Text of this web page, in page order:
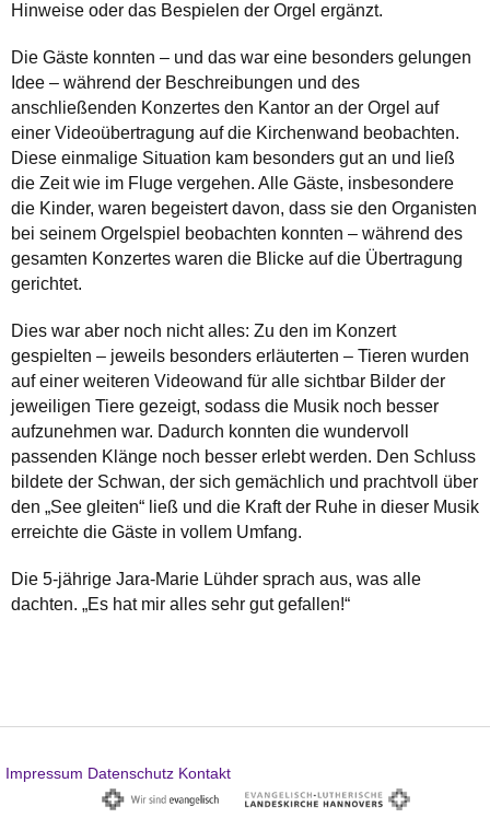
Hinweise oder das Bespielen der Orgel ergänzt.
Die Gäste konnten – und das war eine besonders gelungen
Idee – während der Beschreibungen und des
anschließenden Konzertes den Kantor an der Orgel auf
einer Videoübertragung auf die Kirchenwand beobachten.
Diese einmalige Situation kam besonders gut an und ließ
die Zeit wie im Fluge vergehen. Alle Gäste, insbesondere
die Kinder, waren begeistert davon, dass sie den Organisten
bei seinem Orgelspiel beobachten konnten – während des
gesamten Konzertes waren die Blicke auf die Übertragung
gerichtet.
Dies war aber noch nicht alles: Zu den im Konzert
gespielten – jeweils besonders erläuterten – Tieren wurden
auf einer weiteren Videowand für alle sichtbar Bilder der
jeweiligen Tiere gezeigt, sodass die Musik noch besser
aufzunehmen war. Dadurch konnten die wundervoll
passenden Klänge noch besser erlebt werden. Den Schluss
bildete der Schwan, der sich gemächlich und prachtvoll über
den „See gleiten“ ließ und die Kraft der Ruhe in dieser Musik
erreichte die Gäste in vollem Umfang.
Die 5-jährige Jara-Marie Lühder sprach aus, was alle
dachten. „Es hat mir alles sehr gut gefallen!“
Impressum Datenschutz Kontakt